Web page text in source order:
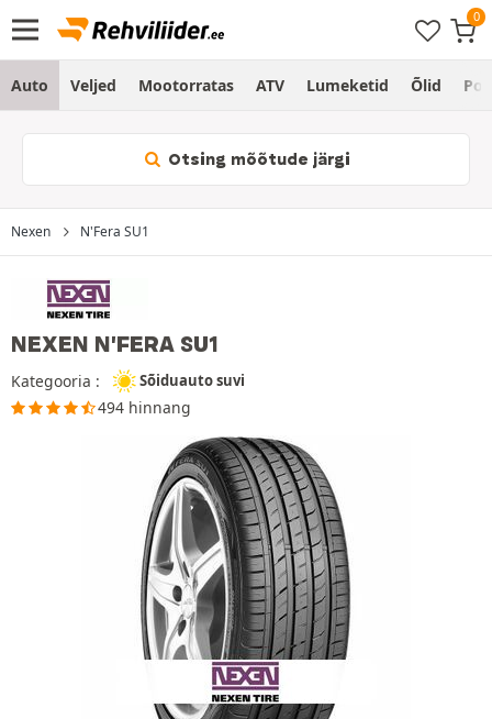
Auto Veljed Mootorratas ATV Lumeketid Õlid
Otsing mõõtude järgi
Nexen N'Fera SU1
NEXEN N'FERA SU1
Kategooria : Sõiduauto suvi
494 hinnang